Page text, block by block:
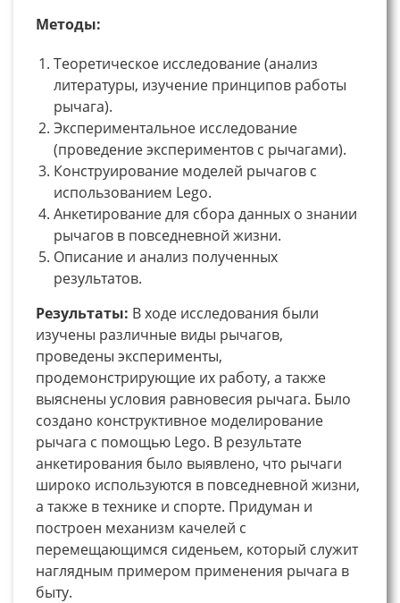
Методы:
Теоретическое исследование (анализ
литературы, изучение принципов работы
рычага).
Экспериментальное исследование
(проведение экспериментов с рычагами).
Конструирование моделей рычагов с
использованием Lego.
Анкетирование для сбора данных о знании
рычагов в повседневной жизни.
Описание и анализ полученных
результатов.
Результаты: В ходе исследования были
изучены различные виды рычагов,
проведены эксперименты,
продемонстрирующие их работу, а также
выяснены условия равновесия рычага. Было
создано конструктивное моделирование
рычага с помощью Lego. В результате
анкетирования было выявлено, что рычаги
широко используются в повседневной жизни,
а также в технике и спорте. Придуман и
построен механизм качелей с
перемещающимся сиденьем, который служит
наглядным примером применения рычага в
быту.